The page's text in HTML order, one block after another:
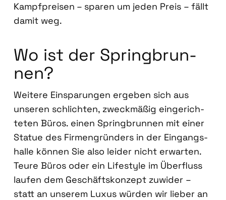
Kampf­prei­sen – spa­ren um jeden Preis – fällt
damit weg.
Wo ist der Spring­brun­
nen?
Wei­te­re Ein­spa­run­gen erge­ben sich aus
unse­ren schlich­ten, zweck­mä­ßig ein­ge­rich­
te­ten Büros. einen Spring­brun­nen mit einer
Sta­tue des Fir­men­grün­ders in der Ein­gangs­
hal­le kön­nen Sie also lei­der nicht erwar­ten.
Teu­re Büros oder ein Life­style im Über­fluss
lau­fen dem Geschäfts­kon­zept zuwi­der –
statt an unse­rem Luxus wür­den wir lie­ber an